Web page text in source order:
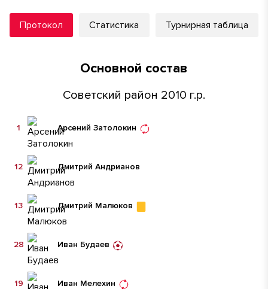
Протокол Статистика Турнирная таблица
Основной состав
Советский район 2010 г.р.
Арсений Затолокин
1
Дмитрий Андрианов
12
Дмитрий Малюков
13
Иван Будаев
28
Иван Мелехин
19